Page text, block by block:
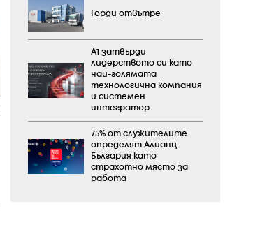
Горди отвътре
А1 затвърди
лидерството си като
най-голямата
технологична компания
и системен
интегратор
75% от служителите
определят Алианц
България като
страхотно място за
работа